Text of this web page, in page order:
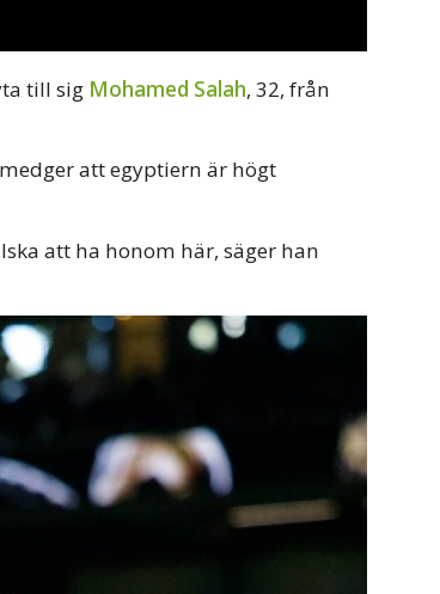
till sig Mohamed Salah, 32, från
att egyptiern är högt
att ha honom här, säger han